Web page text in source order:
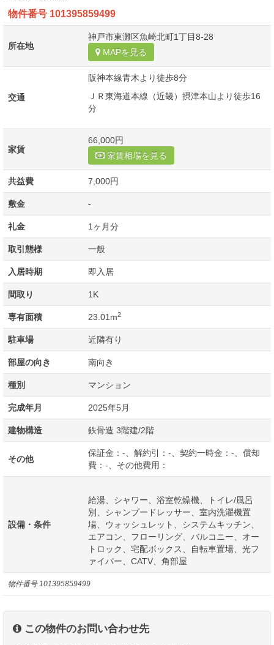
物件番号 101395859499
物件番号101395859499
所在地
神戸市東灘区魚崎北町1丁目8-28
MAPを見る
交通
阪神本線青木より徒歩8分
ＪＲ東海道本線（近畿）摂津本山より徒歩16
分
家賃
66,000円
家賃相場を見る
共益費 7,000円
敷金 -
礼金 1ヶ月分
取引態様 一般
入居時期 即入居
間取り 1K
専有面積 23.01m2
駐車場 近隣有り
部屋の向き 南向き
種別 マンション
完成年月 2025年5月
建物構造 鉄骨造 3階建/2階
その他
保証金：-、解約引：-、契約一時金：-、償却
費：-、その他費用：
設備・条件
給湯、シャワー、浴室乾燥機、トイレ/風呂
別、シャンプードレッサー、室内洗濯機置
場、ウォッシュレット、システムキッチン、
エアコン、フローリング、バルコニー、オー
トロック、宅配ボックス、自転車置場、光フ
ァイバー、CATV、角部屋
この物件のお問い合わせ先